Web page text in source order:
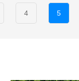
4 5